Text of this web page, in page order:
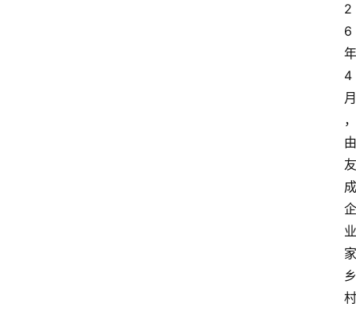
2
6
年
4
月
，
由
友
成
企
业
家
乡
村